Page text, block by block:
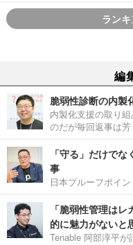
ラン
編
脆弱性診断の内製
内製化支援の取り
のだが毎回返事は
「守る」だけで
事
日本プルーフポイ
「脆弱性管理は
的に魅力がないと
Tenable 阿部淳平が